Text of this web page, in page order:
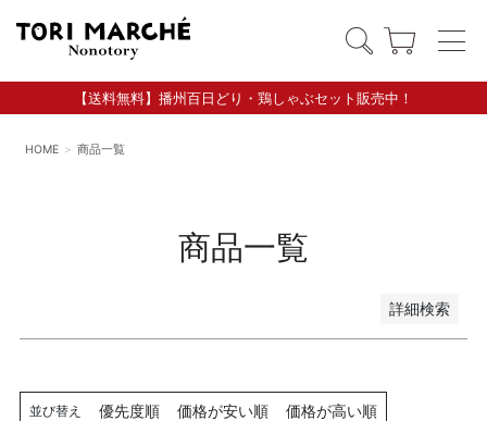
【送料無料】播州百日どり・鶏しゃぶセット販売中！
HOME 商品一覧
商品一覧
詳細検索
並び替え 優先度順 価格が安い順 価格が高い順